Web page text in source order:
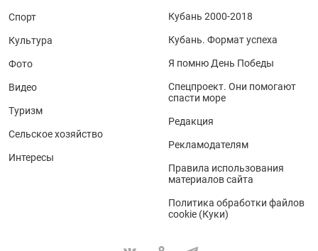
Спорт
Культура
Фото
Видео
Туризм
Сельское хозяйство
Интересы
Кубань 2000-2018
Кубань. Формат успеха
Я помню День Победы
Спецпроект. Они помогают
спасти море
Редакция
Рекламодателям
Правила использования
материалов сайта
Политика обработки файлов
cookie (Куки)